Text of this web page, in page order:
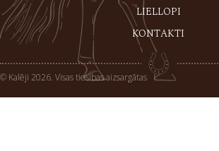
LIELLOPI
KONTAKTI
© Kalēji 2026. Visas tiesības aizsargātas